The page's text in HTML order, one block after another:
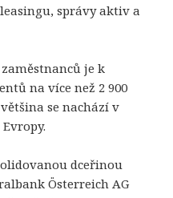
správy aktiv a
je k
na více než 2 900
se nachází v
dceřinou
Österreich AG